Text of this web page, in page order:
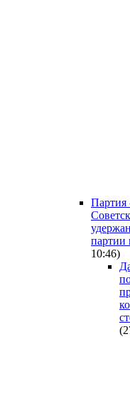
Партия
партии
10:46)